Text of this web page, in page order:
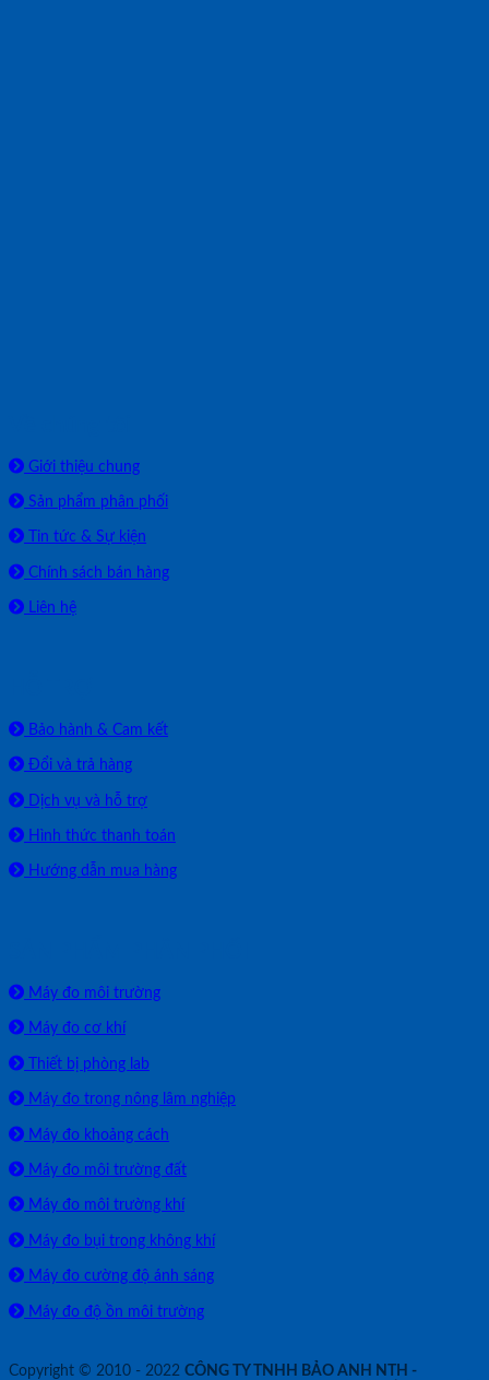
Giới thiệu chung
Sản phẩm phân phối
Tin tức & Sự kiện
Chính sách bán hàng
Liên hệ
Bảo hành & Cam kết
Đổi và trả hàng
Dịch vụ và hỗ trợ
Hình thức thanh toán
Hướng dẫn mua hàng
Máy đo môi trường
Máy đo cơ khí
Thiết bị phòng lab
Máy đo trong nông lâm nghiệp
Máy đo khoảng cách
Máy đo môi trường đất
Máy đo môi trường khí
Máy đo bụi trong không khí
Máy đo cường độ ánh sáng
Máy đo độ ồn môi trường
Copyright © 2010 - 2022 CÔNG TY TNHH BẢO ANH NTH -